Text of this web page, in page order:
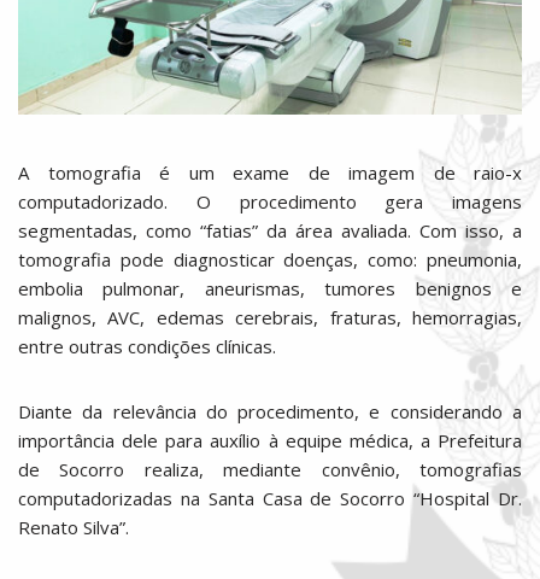
A tomografia é um exame de imagem de raio-x
computadorizado. O procedimento gera imagens
segmentadas, como “fatias” da área avaliada. Com isso, a
tomografia pode diagnosticar doenças, como: pneumonia,
embolia pulmonar, aneurismas, tumores benignos e
malignos, AVC, edemas cerebrais, fraturas, hemorragias,
entre outras condições clínicas.
Diante da relevância do procedimento, e considerando a
importância dele para auxílio à equipe médica, a Prefeitura
de Socorro realiza, mediante convênio, tomografias
computadorizadas na Santa Casa de Socorro “Hospital Dr.
Renato Silva”.